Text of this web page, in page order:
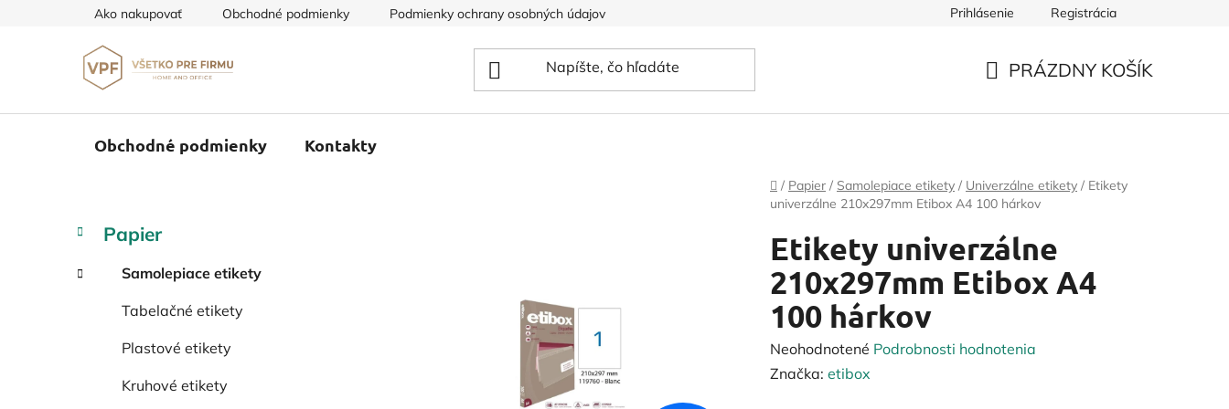
Ako nakupovať Obchodné podmienky Podmienky ochrany osobných údajov Prihlásenie Registrácia
PRÁZDNY KOŠÍK
Obchodné podmienky Kontakty
Domov
/ Papier / Samolepiace etikety / Univerzálne etikety / Etikety
univerzálne 210x297mm Etibox A4 100 hárkov
B
č
kategórie
K
a
e
Papier
Samolepiace etikety
Tabelačné etikety
Plastové etikety
Kruhové etikety
Etikety univerzálne
210x297mm Etibox A4
100 hárkov
Priemerné
hodnotenie
Neohodnotené Podrobnosti hodnotenia
Značka: etibox